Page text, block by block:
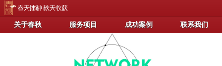
关于春秋 服务项目 成功案例 联系我们